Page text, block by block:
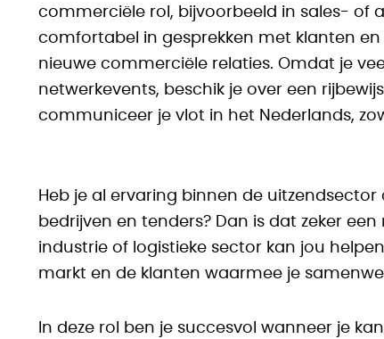
commerciële rol, bijvoorbeeld in sales- of
comfortabel in gesprekken met klanten
nieuwe commerciële relaties. Omdat je
netwerkevents, beschik je over een
communiceer je vlot in het Nederlands,
Heb je al ervaring binnen de
bedrijven en tenders? Dan is dat zeker
industrie of logistieke sector kan jou
markt en de klanten waarmee je
In deze rol ben je succesvol wanneer je